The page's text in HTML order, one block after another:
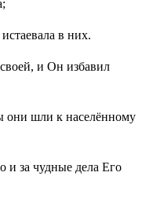
в них.
и Он избавил
они шли к населённому
и за чудные дела Его